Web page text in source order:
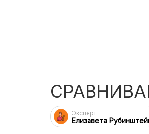
Эксперт
Елизавета